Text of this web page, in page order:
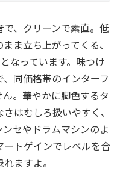
、クリーンで素直。低
ま立ち上がってくる、
なっています。味つけ
同価格帯のインターフ
。華やかに脚色するタ
はむしろ扱いやすく、
セやドラムマシンのよ
ートゲインでレベルを合
ますよ。